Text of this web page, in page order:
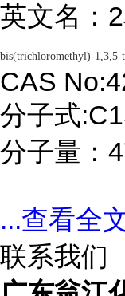
英文名：2
bis(trichloromethyl)-1,3,5-
CAS
分子式
分子量：
...查看全
联系我们